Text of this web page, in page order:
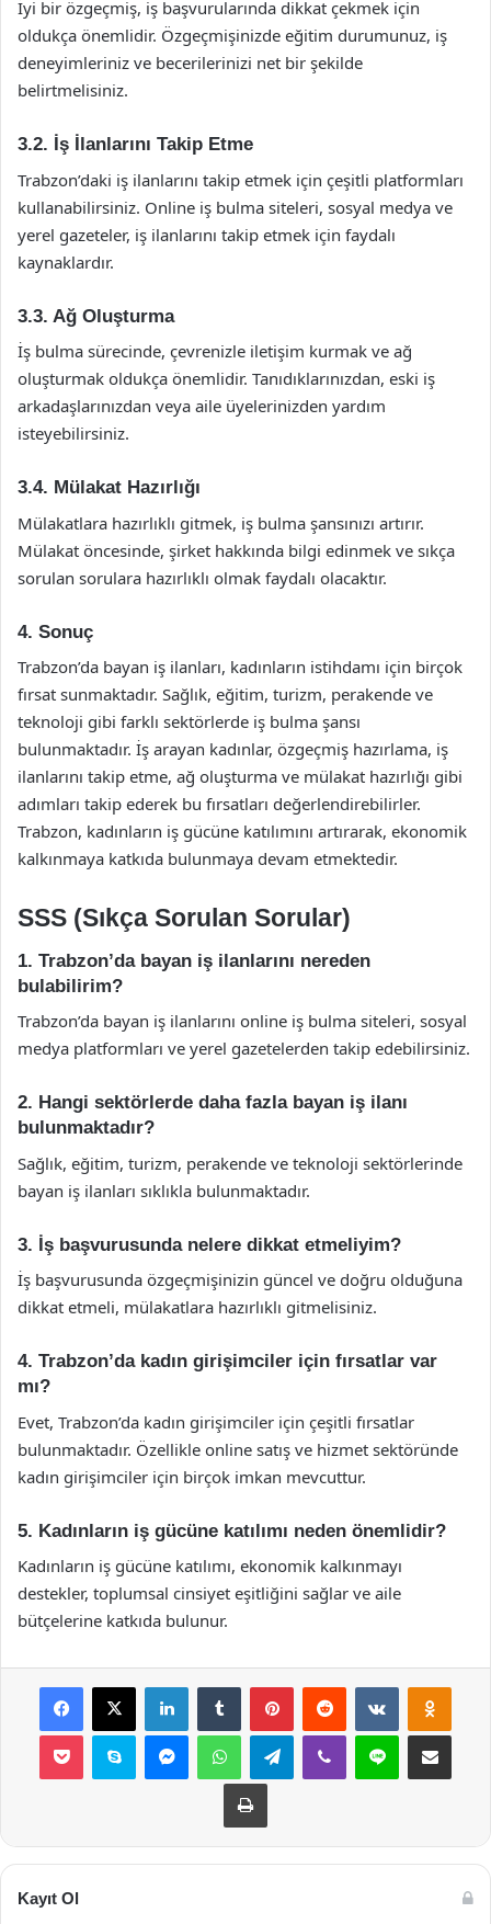
İyi bir özgeçmiş, iş başvurularında dikkat çekmek için
oldukça önemlidir. Özgeçmişinizde eğitim durumunuz, iş
deneyimleriniz ve becerilerinizi net bir şekilde
belirtmelisiniz.
3.2. İş İlanlarını Takip Etme
Trabzon’daki iş ilanlarını takip etmek için çeşitli platformları
kullanabilirsiniz. Online iş bulma siteleri, sosyal medya ve
yerel gazeteler, iş ilanlarını takip etmek için faydalı
kaynaklardır.
3.3. Ağ Oluşturma
İş bulma sürecinde, çevrenizle iletişim kurmak ve ağ
oluşturmak oldukça önemlidir. Tanıdıklarınızdan, eski iş
arkadaşlarınızdan veya aile üyelerinizden yardım
isteyebilirsiniz.
3.4. Mülakat Hazırlığı
Mülakatlara hazırlıklı gitmek, iş bulma şansınızı artırır.
Mülakat öncesinde, şirket hakkında bilgi edinmek ve sıkça
sorulan sorulara hazırlıklı olmak faydalı olacaktır.
4. Sonuç
Trabzon’da bayan iş ilanları, kadınların istihdamı için birçok
fırsat sunmaktadır. Sağlık, eğitim, turizm, perakende ve
teknoloji gibi farklı sektörlerde iş bulma şansı
bulunmaktadır. İş arayan kadınlar, özgeçmiş hazırlama, iş
ilanlarını takip etme, ağ oluşturma ve mülakat hazırlığı gibi
adımları takip ederek bu fırsatları değerlendirebilirler.
Trabzon, kadınların iş gücüne katılımını artırarak, ekonomik
kalkınmaya katkıda bulunmaya devam etmektedir.
SSS (Sıkça Sorulan Sorular)
1. Trabzon’da bayan iş ilanlarını nereden
bulabilirim?
Trabzon’da bayan iş ilanlarını online iş bulma siteleri, sosyal
medya platformları ve yerel gazetelerden takip edebilirsiniz.
2. Hangi sektörlerde daha fazla bayan iş ilanı
bulunmaktadır?
Sağlık, eğitim, turizm, perakende ve teknoloji sektörlerinde
bayan iş ilanları sıklıkla bulunmaktadır.
3. İş başvurusunda nelere dikkat etmeliyim?
İş başvurusunda özgeçmişinizin güncel ve doğru olduğuna
dikkat etmeli, mülakatlara hazırlıklı gitmelisiniz.
4. Trabzon’da kadın girişimciler için fırsatlar var
mı?
Evet, Trabzon’da kadın girişimciler için çeşitli fırsatlar
bulunmaktadır. Özellikle online satış ve hizmet sektöründe
kadın girişimciler için birçok imkan mevcuttur.
5. Kadınların iş gücüne katılımı neden önemlidir?
Kadınların iş gücüne katılımı, ekonomik kalkınmayı
destekler, toplumsal cinsiyet eşitliğini sağlar ve aile
bütçelerine katkıda bulunur.
Facebook
X LinkedInTumblr PinterestReddit VKontakte
Pocket Skype MessengerWhatsAppTelegramViber Line E-Posta ile
Yazdır
Kayıt Ol